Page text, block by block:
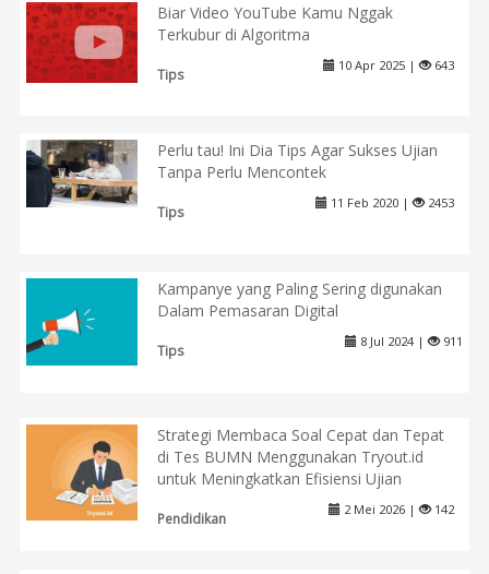
Biar Video YouTube Kamu Nggak
Terkubur di Algoritma
Tips
10 Apr 2025 | 643
Perlu tau! Ini Dia Tips Agar Sukses Ujian
Tanpa Perlu Mencontek
Tips
11 Feb 2020 | 2453
Kampanye yang Paling Sering digunakan
Dalam Pemasaran Digital
Tips
8 Jul 2024 | 911
Strategi Membaca Soal Cepat dan Tepat
di Tes BUMN Menggunakan Tryout.id
untuk Meningkatkan Efisiensi Ujian
Pendidikan
2 Mei 2026 | 142